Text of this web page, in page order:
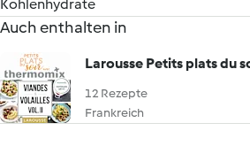
Kohlenhydrate
Auch enthalten in
12 Rezepte
Frankreich